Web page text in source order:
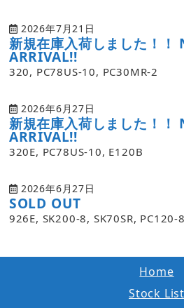
2026年7月21日
新規在庫入荷しました！！
ARRIVAL!!
320, PC78US-10, PC30MR-2
2026年6月27日
新規在庫入荷しました！！
ARRIVAL!!
320E, PC78US-10, E120B
2026年6月27日
SOLD OUT
926E, SK200-8, SK70SR, PC120-8
Home
Stock List